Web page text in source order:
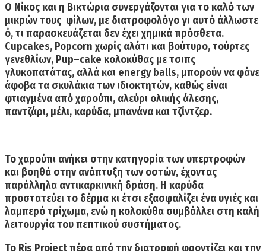
Ο Νίκος και η Βικτώρια συνεργάζονται για το καλό των
μικρών τους φίλων, με διατροφολόγο γι αυτό άλλωστε
ό, τι παρασκευάζεται δεν έχει χημικά πρόσθετα.
Cupcakes, Popcorn χωρίς αλάτι και βούτυρο, τούρτες
γενεθλίων, Pup–cake κολοκύθας με τσιπς
γλυκοπατάτας, αλλά και energy balls, μπορούν να φάνε
άφοβα τα σκυλάκια των ιδιοκτητών, καθώς είναι
φτιαγμένα απόχαρούπι, αλεύρι ολικής άλεσης,
παντζάρι, μέλι, καρύδα, μπανάνα και τζίντζερ.
Το χαρούπι ανήκει στην κατηγορία των υπερτροφών
και βοηθά στην ανάπτυξη των οστών, έχοντας
παράλληλα αντικαρκινική δράση. Η καρύδα
προστατεύει το δέρμα κι έτσι εξασφαλίζει ένα υγιές και
λαμπερό τρίχωμα, ενώ η κολοκύθα συμβάλλει στη καλή
λειτουργία του πεπτικού συστήματος.
Το Ris Project πέρα από την διατροφή φροντίζει και την